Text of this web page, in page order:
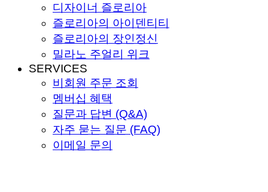
디자이너 즐로리아
즐로리아의 아이덴티티
즐로리아의 장인정신
밀라노 주얼리 위크
SERVICES
비회원 주문 조회
멤버십 혜택
질문과 답변 (Q&A)
자주 묻는 질문 (FAQ)
이메일 문의